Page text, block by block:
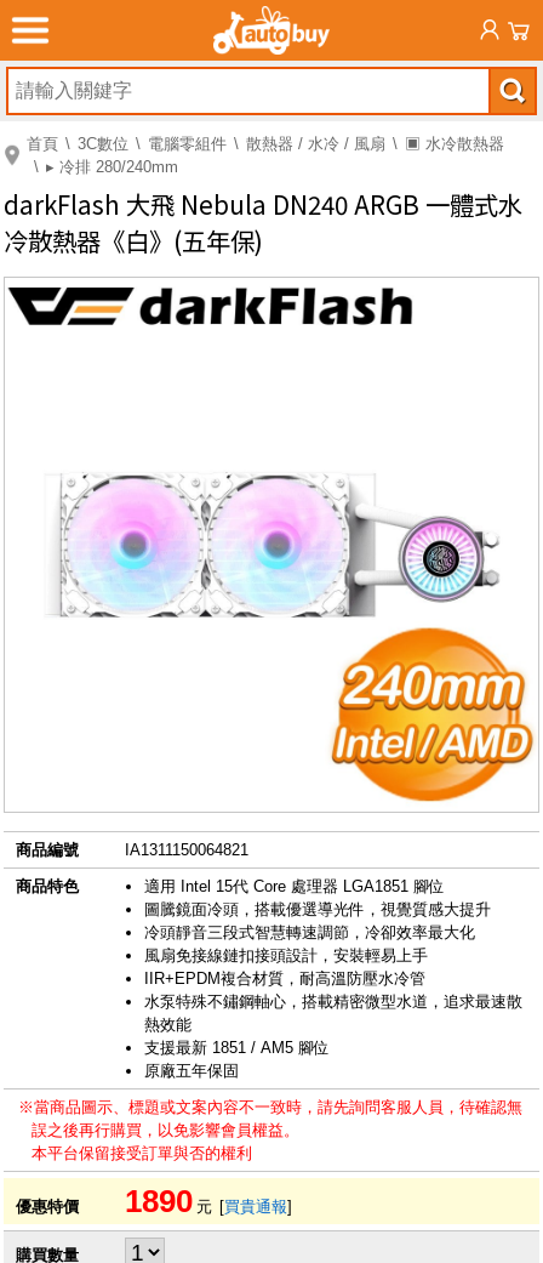
首頁 3C數位 電腦零組件 散熱器 / 水冷 / 風扇
▣ 水冷散熱器
▸ 冷排 280/240mm
darkFlash 大飛 Nebula DN240 ARGB 一體式水
冷散熱器《白》(五年保)
商品編號
IA1311150064821
商品特色
適用 Intel 15代 Core 處理器 LGA1851 腳位
圖騰鏡面冷頭，搭載優選導光件，視覺質感大提升
冷頭靜音三段式智慧轉速調節，冷卻效率最大化
風扇免接線鏈扣接頭設計，安裝輕易上手
IIR+EPDM複合材質，耐高溫防壓水冷管
水泵特殊不鏽鋼軸心，搭載精密微型水道，追求最速散
熱效能
支援最新 1851 / AM5 腳位
原廠五年保固
※當商品圖示、標題或文案內容不一致時，請先詢問客服人員，待確認無
誤之後再行購買，以免影響會員權益。
本平台保留接受訂單與否的權利
優惠特價 1890 元 [買貴通報]
購買數量